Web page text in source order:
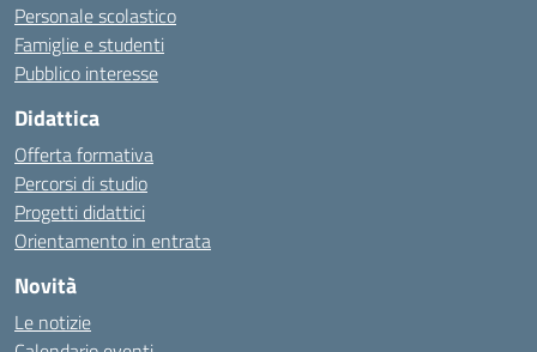
Personale scolastico
Famiglie e studenti
Pubblico interesse
Didattica
Offerta formativa
Percorsi di studio
Progetti didattici
Orientamento in entrata
Novità
Le notizie